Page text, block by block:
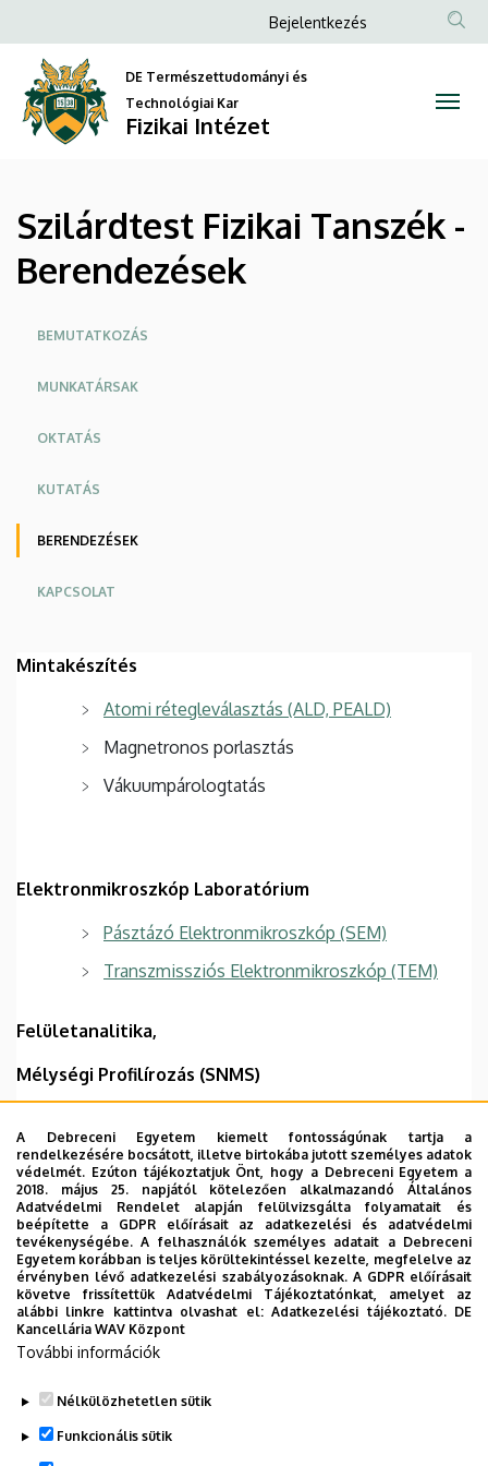
Fizikai
Tanszék
Berendezések
Fizikai
Intézet
a
tartalomra
Anonim
fiók
menüje
Bejelentkezés
DE Természettudományi és
Technológiai Kar
Fizikai Intézet
Szilárdtest Fizikai Tanszék -
Berendezések
Oldalmenü
BEMUTATKOZÁS
MUNKATÁRSAK
OKTATÁS
KUTATÁS
BERENDEZÉSEK
KAPCSOLAT
Mintakészítés
Atomi rétegleválasztás (ALD, PEALD)
Magnetronos porlasztás
Vákuumpárologtatás
Elektronmikroszkóp Laboratórium
Pásztázó Elektronmikroszkóp (SEM)
Transzmissziós Elektronmikroszkóp (TEM)
Felületanalitika,
Mélységi Profilírozás (SNMS)
Differenciális pásztázó kalorimetria (DSC)
Röntgen fotoelektronspektroszkópia (XPS)
Alacsony Energiás Ionszórás (LEIS)
Másodlagos Neutrális Rész Tömegspektrometria
(SNMS)
Az anyagtudományi laboratóriumot az MTA-ATOMKI-val
közösen hoztuk létre és közesen üzemeltetjük.
Legutóbbi frissítés: 2023. 06. 14. 14:23
A Debreceni Egyetem kiemelt fontosságúnak tartja a
rendelkezésére bocsátott, illetve birtokába jutott személyes adatok
védelmét. Ezúton tájékoztatjuk Önt, hogy a Debreceni Egyetem a
2018. május 25. napjától kötelezően alkalmazandó Általános
Adatvédelmi Rendelet alapján felülvizsgálta folyamatait és
beépítette a GDPR előírásait az adatkezelési és adatvédelmi
tevékenységébe. A felhasználók személyes adatait a Debreceni
Egyetem korábban is teljes körültekintéssel kezelte, megfelelve az
érvényben lévő adatkezelési szabályozásoknak. A GDPR előírásait
követve frissítettük Adatvédelmi Tájékoztatónkat, amelyet az
alábbi linkre kattintva olvashat el:Adatkezelési tájékoztató. DE
Kancellária WAV Központ
További információk
Nélkülözhetetlen sütik
Funkcionális sütik